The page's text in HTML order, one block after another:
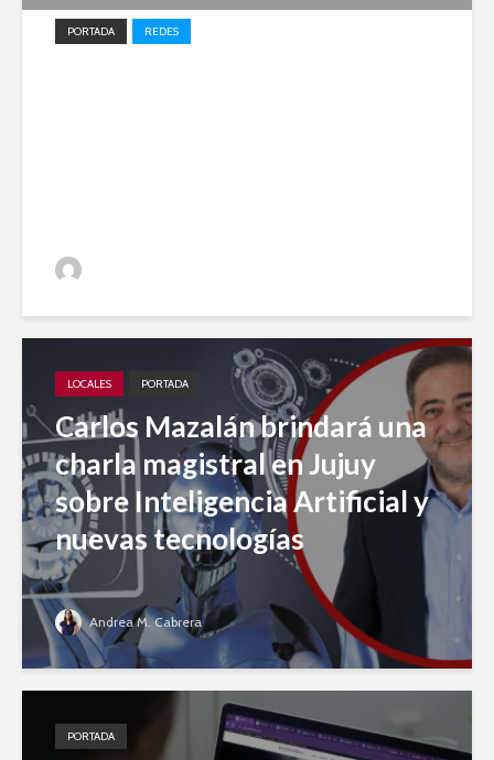
PORTADA REDES
LOCALES PORTADA
Carlos Mazalán brindará una
charla magistral en Jujuy
sobre Inteligencia Artificial y
nuevas tecnologías
Andrea M. Cabrera
PORTADA